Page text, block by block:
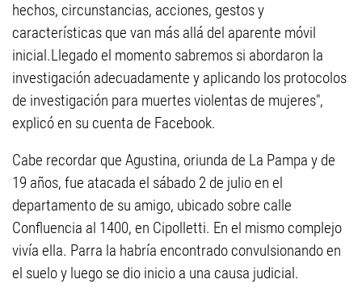
hechos, circunstancias, acciones, gestos y
características que van más allá del aparente móvil
inicial.Llegado el momento sabremos si abordaron la
investigación adecuadamente y aplicando los protocolos
de investigación para muertes violentas de mujeres",
explicó en su cuenta de Facebook.
Cabe recordar que Agustina, oriunda de La Pampa y de
19 años, fue atacada el sábado 2 de julio en el
departamento de su amigo, ubicado sobre calle
Confluencia al 1400, en Cipolletti. En el mismo complejo
vivía ella. Parra la habría encontrado convulsionando en
el suelo y luego se dio inicio a una causa judicial.